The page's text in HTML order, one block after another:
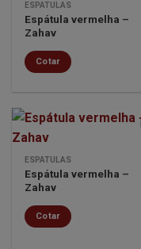
ESPÁTULAS
Espátula vermelha –
Zahav
Cotar
Minha
ESPÁTULAS
Espátula vermelha –
Zahav
Cotar